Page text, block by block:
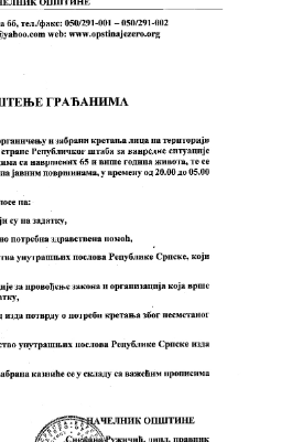
начелника
општине језеро